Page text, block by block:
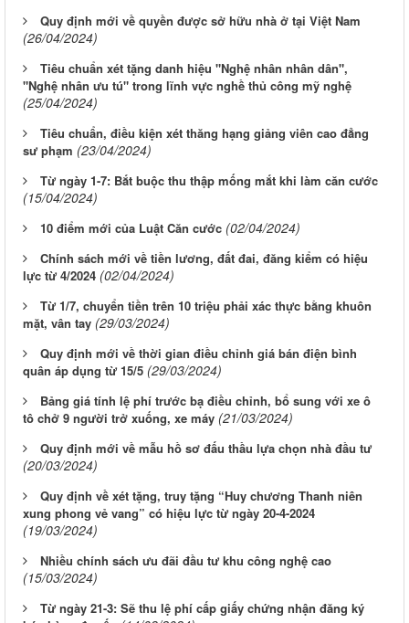
Quy định mới về quyền được sở hữu nhà ở tại Việt Nam
(26/04/2024)
Tiêu chuẩn xét tặng danh hiệu "Nghệ nhân nhân dân",
"Nghệ nhân ưu tú" trong lĩnh vực nghề thủ công mỹ nghệ
(25/04/2024)
Tiêu chuẩn, điều kiện xét thăng hạng giảng viên cao đẳng
sư phạm (23/04/2024)
Từ ngày 1-7: Bắt buộc thu thập mống mắt khi làm căn cước
(15/04/2024)
10 điểm mới của Luật Căn cước (02/04/2024)
Chính sách mới về tiền lương, đất đai, đăng kiểm có hiệu
lực từ 4/2024 (02/04/2024)
Từ 1/7, chuyển tiền trên 10 triệu phải xác thực bằng khuôn
mặt, vân tay (29/03/2024)
Quy định mới về thời gian điều chỉnh giá bán điện bình
quân áp dụng từ 15/5 (29/03/2024)
Bảng giá tính lệ phí trước bạ điều chỉnh, bổ sung với xe ô
tô chở 9 người trở xuống, xe máy (21/03/2024)
Quy định mới về mẫu hồ sơ đấu thầu lựa chọn nhà đầu tư
(20/03/2024)
Quy định về xét tặng, truy tặng “Huy chương Thanh niên
xung phong vẻ vang” có hiệu lực từ ngày 20-4-2024
(19/03/2024)
Nhiều chính sách ưu đãi đầu tư khu công nghệ cao
(15/03/2024)
Từ ngày 21-3: Sẽ thu lệ phí cấp giấy chứng nhận đăng ký